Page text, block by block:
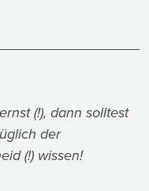
(!), dann solltest
der
(!) wissen!